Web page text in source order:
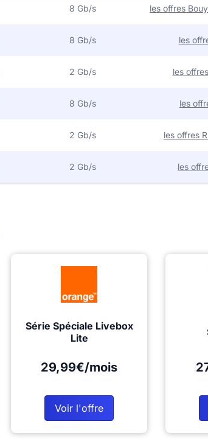
8 Gb/s les offres
8 Gb/s les
2 Gb/s les
8 Gb/s les
2 Gb/s les offres
2 Gb/s les
Série Spéciale Livebox
Lite
29,99€/mois
Voir l'offre